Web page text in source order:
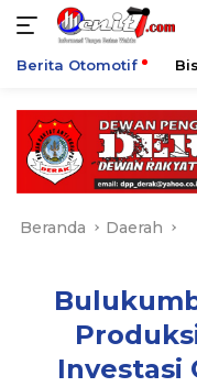
konten
Berita Otomotif
Beranda Daerah
Investasi